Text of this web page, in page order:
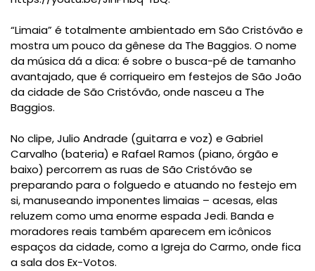
“Limaia” é totalmente ambientado em São Cristóvão e
mostra um pouco da gênese da The Baggios. O nome
da música dá a dica: é sobre o busca-pé de tamanho
avantajado, que é corriqueiro em festejos de São João
da cidade de São Cristóvão, onde nasceu a The
Baggios.
No clipe, Julio Andrade (guitarra e voz) e Gabriel
Carvalho (bateria) e Rafael Ramos (piano, órgão e
baixo) percorrem as ruas de São Cristóvão se
preparando para o folguedo e atuando no festejo em
si, manuseando imponentes limaias – acesas, elas
reluzem como uma enorme espada Jedi. Banda e
moradores reais também aparecem em icônicos
espaços da cidade, como a Igreja do Carmo, onde fica
a sala dos Ex-Votos.